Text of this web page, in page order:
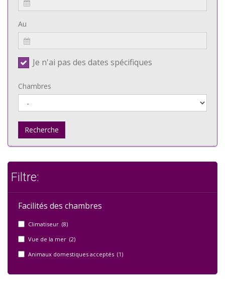
Au
Je n'ai pas des dates spécifiques
Chambres
Recherche
Filtre:
Facilités des chambres
Climatiseur (8)
Vue de la mer (2)
Animaux domestiques acceptés (1)